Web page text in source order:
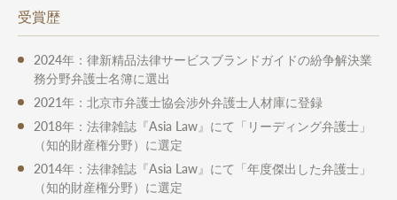
受賞歴
2024年：律新精品法律サービスブランドガイドの紛争解決業
務分野弁護士名簿に選出
2021年：北京市弁護士協会涉外弁護士人材庫に登録
2018年：法律雑誌『Asia Law』にて「リーディング弁護士」
（知的財産権分野）に選定
2014年：法律雑誌『Asia Law』にて「年度傑出した弁護士」
（知的財産権分野）に選定